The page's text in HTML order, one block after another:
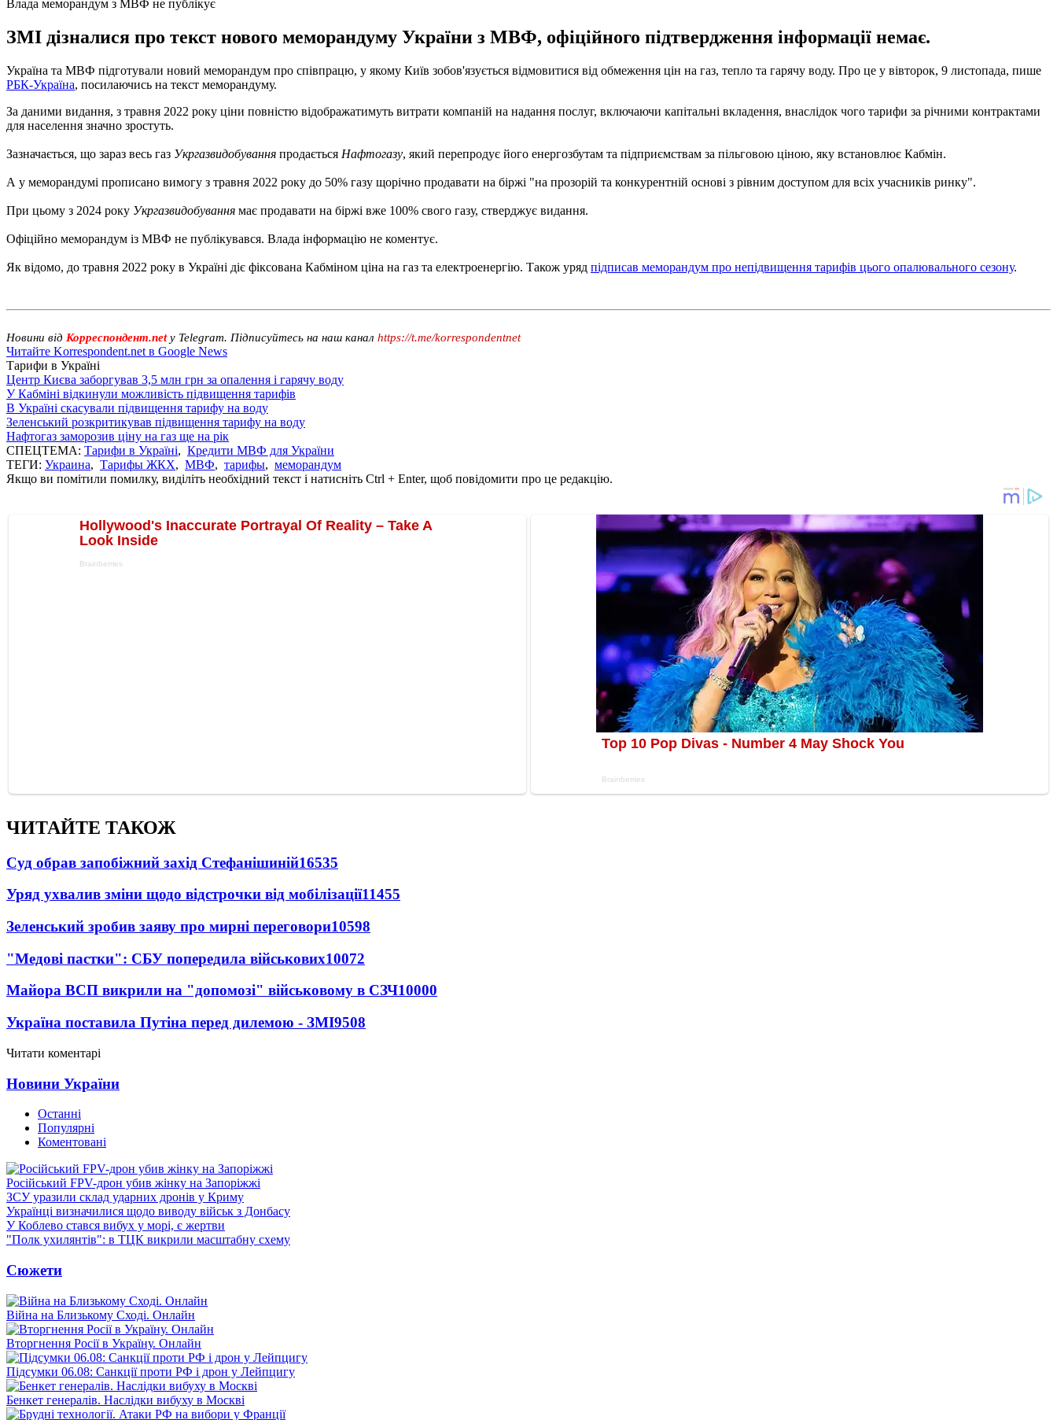
Влада меморандум з МВФ не публікує
ЗМІ дізналися про текст нового меморандуму України з МВФ, офіційного підтвердження інформації немає.
Україна та МВФ підготували новий меморандум про співпрацю, у якому Київ зобов'язується відмовитися від обмеження цін на газ, тепло та гарячу воду. Про це у вівторок, 9 листопада, пише
РБК-Україна, посилаючись на текст меморандуму.
За даними видання, з травня 2022 року ціни повністю відображатимуть витрати компаній на надання послуг, включаючи капітальні вкладення, внаслідок чого тарифи за річними контрактами
для населення значно зростуть.
Зазначається, що зараз весь газ Укргазвидобування продається Нафтогазу, який перепродує його енергозбутам та підприємствам за пільговою ціною, яку встановлює Кабмін.
А у меморандумі прописано вимогу з травня 2022 року до 50% газу щорічно продавати на біржі "на прозорій та конкурентній основі з рівним доступом для всіх учасників ринку".
При цьому з 2024 року Укргазвидобування має продавати на біржі вже 100% свого газу, стверджує видання.
Офіційно меморандум із МВФ не публікувався. Влада інформацію не коментує.
Як відомо, до травня 2022 року в Україні діє фіксована Кабміном ціна на газ та електроенергію. Також уряд підписав меморандум про непідвищення тарифів цього опалювального сезону.
Новини від Корреспондент.netу Telegram. Підписуйтесь на наш канал https://t.me/korrespondentnet
Читайте Korrespondent.net в Google News
Тарифи в Україні
Центр Києва заборгував 3,5 млн грн за опалення і гарячу воду
У Кабміні відкинули можливість підвищення тарифів
В Україні скасували підвищення тарифу на воду
Зеленський розкритикував підвищення тарифу на воду
Нафтогаз заморозив ціну на газ ще на рік
СПЕЦТЕМА: Тарифи в Україні, Кредити МВФ для України
ТЕГИ: Украина, Тарифы ЖКХ, МВФ, тарифы, меморандум
Якщо ви помітили помилку, виділіть необхідний текст і натисніть Ctrl + Enter, щоб повідомити про це редакцію.
ЧИТАЙТЕ ТАКОЖ
Суд обрав запобіжний захід Стефанішиній16535
Уряд ухвалив зміни щодо відстрочки від мобілізації11455
Зеленський зробив заяву про мирні переговори10598
"Медові пастки": СБУ попередила військових10072
Майора ВСП викрили на "допомозі" військовому в СЗЧ10000
Україна поставила Путіна перед дилемою - ЗМІ9508
Читати коментарі
Новини України
Останні
Популярні
Коментовані
Російський FPV-дрон убив жінку на Запоріжжі
ЗСУ уразили склад ударних дронів у Криму
Українці визначилися щодо виводу військ з Донбасу
У Коблево стався вибух у морі, є жертви
"Полк ухилянтів": в ТЦК викрили масштабну схему
Сюжети
Війна на Близькому Сході. Онлайн
Вторгнення Росії в Україну. Онлайн
Підсумки 06.08: Санкції проти РФ і дрон у Лейпцигу
Бенкет генералів. Наслідки вибуху в Москві